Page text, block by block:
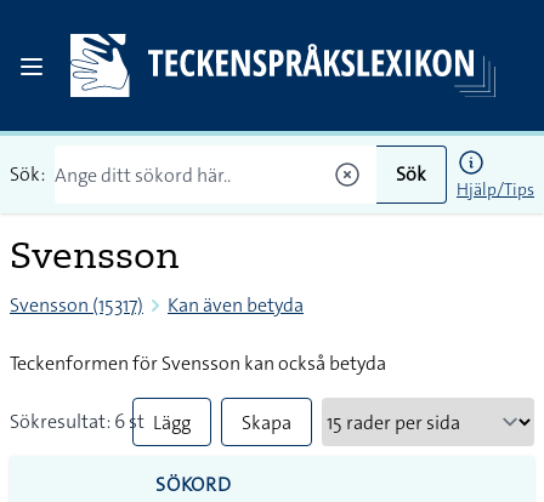
Sök: Sök
Hjälp/Tips
Svensson
Svensson (15317) Kan även betyda
Teckenformen för Svensson kan också betyda
Sökresultat: 6 st Lägg
till
Skapa
SÖKORD